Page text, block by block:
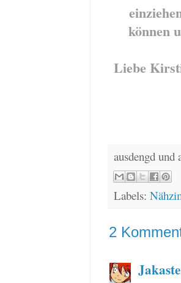
können
Liebe
ausdengd
Labels:
2